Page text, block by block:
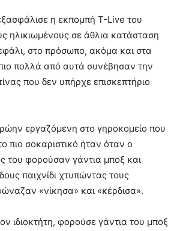
η εκπομπή T-Live του
ηλικιωμένους σε άθλια κατάσταση
στο πρόσωπο, ακόμα και στα
πολλά από αυτά συνέβησαν την
που δεν υπήρχε επισκεπτήριο
εργαζόμενη στο γηροκομείο που
πιο σοκαριστικό ήταν όταν ο
του φορούσαν γάντια μποξ και
παιχνίδι χτυπώντας τους
«νίκησα» και «κέρδισα».
ιδιοκτήτη, φορούσε γάντια του μποξ